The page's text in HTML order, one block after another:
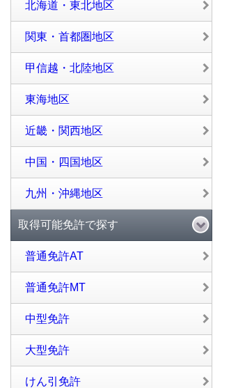
北海道・東北地区
関東・首都圏地区
甲信越・北陸地区
東海地区
近畿・関西地区
中国・四国地区
九州・沖縄地区
取得可能免許で探す
普通免許AT
普通免許MT
中型免許
大型免許
けん引免許